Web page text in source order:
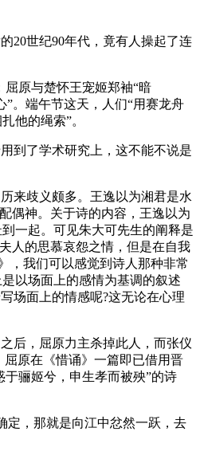
20世纪90年代，竟有人操起了连
原与楚怀王宠姬郑袖“暗
”。端午节这天，人们“用赛龙舟
他的绳索”。
到了学术研究上，这不能不说是
来歧义颇多。王逸以为湘君是水
偶神。关于诗的内容，王逸以为
一起。可见朱大可先生的阐释是
人的思慕哀怨之情，但是在自我
，我们可以感觉到诗人那种非常
以场面上的感情为基调的叙述
场面上的情感呢?这无论在心理
后，屈原力主杀掉此人，而张仪
原在《惜诵》一篇即已借用晋
骊姬兮，申生孝而被殃”的诗
，那就是向江中忿然一跃，去